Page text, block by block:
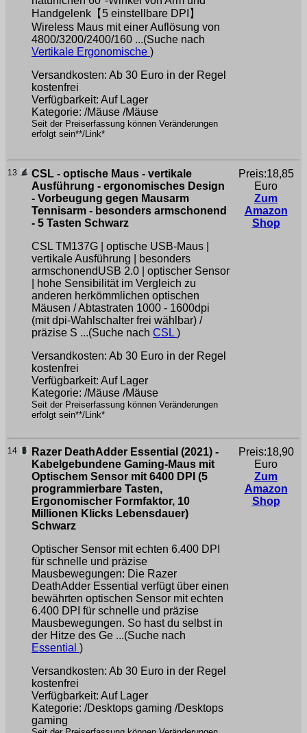
Handgelenk【5 einstellbare DPI】
Wireless Maus mit einer Auflösung von
4800/3200/2400/160 ...(Suche nach
Vertikale Ergonomische )
Versandkosten: Ab 30 Euro in der Regel
kostenfrei
Verfügbarkeit: Auf Lager
Kategorie: /Mäuse /Mäuse
Seit der Preiserfassung können Veränderungen
erfolgt sein**/Link*
13
CSL - optische Maus - vertikale
Ausführung - ergonomisches Design
- Vorbeugung gegen Mausarm
Tennisarm - besonders armschonend
- 5 Tasten Schwarz
CSL TM137G | optische USB-Maus |
vertikale Ausführung | besonders
armschonendUSB 2.0 | optischer Sensor
| hohe Sensibilität im Vergleich zu
anderen herkömmlichen optischen
Mäusen / Abtastraten 1000 - 1600dpi
(mit dpi-Wahlschalter frei wählbar) /
präzise S ...(Suche nach CSL )
Versandkosten: Ab 30 Euro in der Regel
kostenfrei
Verfügbarkeit: Auf Lager
Kategorie: /Mäuse /Mäuse
Seit der Preiserfassung können Veränderungen
erfolgt sein**/Link*
Preis:18,85
Euro
Zum
Amazon
Shop
14
Razer DeathAdder Essential (2021) -
Kabelgebundene Gaming-Maus mit
Optischem Sensor mit 6400 DPI (5
programmierbare Tasten,
Ergonomischer Formfaktor, 10
Millionen Klicks Lebensdauer)
Schwarz
Optischer Sensor mit echten 6.400 DPI
für schnelle und präzise
Mausbewegungen: Die Razer
DeathAdder Essential verfügt über einen
bewährten optischen Sensor mit echten
6.400 DPI für schnelle und präzise
Mausbewegungen. So hast du selbst in
der Hitze des Ge ...(Suche nach
Essential )
Versandkosten: Ab 30 Euro in der Regel
kostenfrei
Verfügbarkeit: Auf Lager
Kategorie: /Desktops gaming /Desktops
gaming
Preis:18,90
Euro
Zum
Amazon
Shop